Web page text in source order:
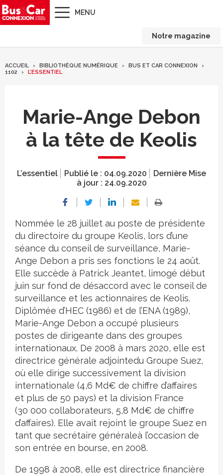
MENU
Notre magazine
ACCUEIL BIBLIOTHÈQUE NUMÉRIQUE
BUS ET CAR CONNEXION
1102
L’ESSENTIEL
Marie-Ange Debon
à la tête de Keolis
L’essentiel Publié le : 04.09.2020
Dernière Mise
à jour : 24.09.2020
Nommée le 28 juillet au poste de présidente
du directoire du groupe Keolis, lors d’une
séance du conseil de surveillance, Marie-
Ange Debon a pris ses fonctions le 24 août.
Elle succède à Patrick Jeantet, limogé début
juin sur fond de désaccord avec le conseil de
surveillance et les actionnaires de Keolis.
Diplômée d’HEC (1986) et de l’ENA (1989),
Marie-Ange Debon a occupé plusieurs
postes de dirigeante dans des groupes
internationaux. De 2008 à mars 2020, elle est
directrice générale adjointedu Groupe Suez,
où elle dirige successivement la division
internationale (4,6 Md€ de chiffre d’affaires
et plus de 50 pays) et la division France
(30 000 collaborateurs, 5,8 Md€ de chiffre
d’affaires). Elle avait rejoint le groupe Suez en
tant que secrétaire généraleà l’occasion de
son entrée en bourse, en 2008.
De 1998 à 2008, elle est directrice financière